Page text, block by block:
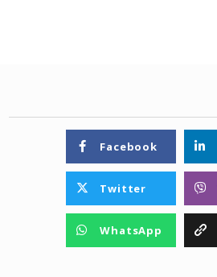
Facebook
Twitter
WhatsApp